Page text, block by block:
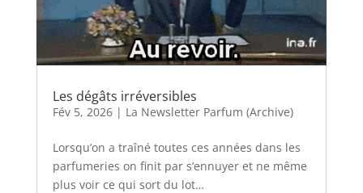
Les dégâts irréversibles
Fév 5, 2026| La Newsletter Parfum (Archive)
Lorsqu’on a traîné toutes ces années dans les
parfumeries on finit par s’ennuyer et ne même
plus voir ce qui sort du lot…